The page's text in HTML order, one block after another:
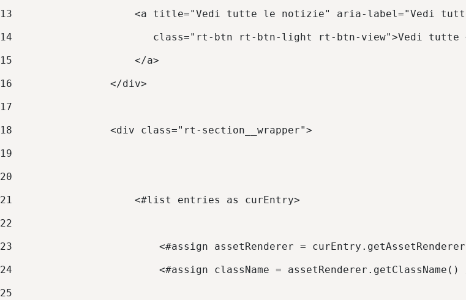
13
<a title="Vedi tutte le notizie" aria-label="Vedi
14
class="rt-btn rt-btn-light rt-btn-view">Vedi
15
                    </a>
16
                </div>
17
18
                <div class="rt-section__wrapper">
19
20
21
                    <#list entries as curEntry>
22
23
<#assign assetRenderer =
24
<#assign className = assetRenderer.getClassName()
25